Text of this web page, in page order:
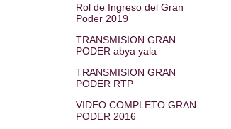
Rol de Ingreso del Gran
Poder 2019
TRANSMISION GRAN
PODER abya yala
TRANSMISION GRAN
PODER RTP
VIDEO COMPLETO GRAN
PODER 2016